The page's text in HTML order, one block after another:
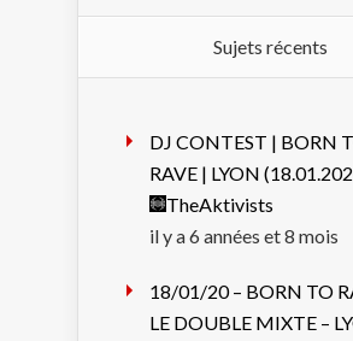
Sujets récents
DJ CONTEST | BORN
RAVE | LYON
TheAktivists
il y a 6 années et 8 mois
18/01/20 – BORN TO
LE DOUBLE MIXTE –